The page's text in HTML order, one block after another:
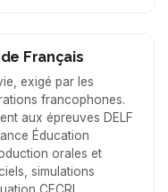
Français
exigé par les
francophones.
aux épreuves DELF
Éducation
orales et
simulations
CECRL.